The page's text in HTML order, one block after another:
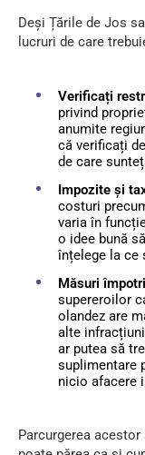
Deși Țările de Jos
lucruri de care
Verificați
privind
anumite
că verificați
de care
Impozite și
costuri
varia în
o idee bună
înțelege la ce
Măsuri
supereroilor
olandez are
alte
ar putea să
suplimentare
nicio afacere
Parcurgerea